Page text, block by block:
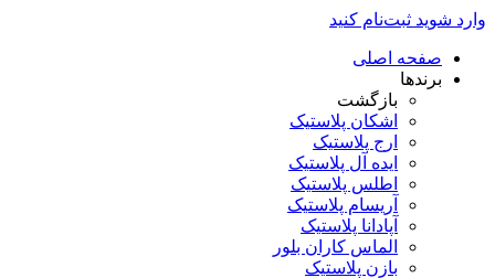
وارد شوید ثبت‌نام کنید
صفحه اصلی
برندها
بازگشت
اشکان پلاستیک
ارج پلاستیک
ایده آل پلاستیک
اطلس پلاستیک
آریسام پلاستیک
آپادانا پلاستیک
الماس کاران بلور
بازن پلاستیک